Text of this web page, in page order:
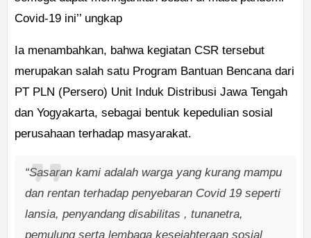
Covid-19 ini’’ ungkap
Ia menambahkan, bahwa kegiatan CSR tersebut
merupakan salah satu Program Bantuan Bencana dari
PT PLN (Persero) Unit Induk Distribusi Jawa Tengah
dan Yogyakarta, sebagai bentuk kepedulian sosial
perusahaan terhadap masyarakat.
“Sasaran kami adalah warga yang kurang mampu
dan rentan terhadap penyebaran Covid 19 seperti
lansia, penyandang disabilitas , tunanetra,
pemulung serta lembaga kesejahteraan sosial